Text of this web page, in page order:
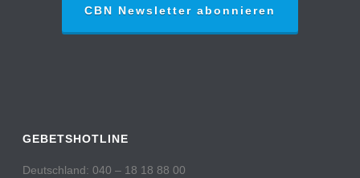
CBN Newsletter abonnieren
GEBETSHOTLINE
Deutschland: 040 – 18 18 88 00